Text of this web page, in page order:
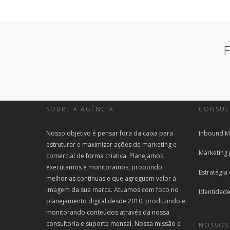
SOBRE A AGÊNCIA
Nosso objetivo é pensar fora da caixa para
estruturar e maximizar ações de marketing e
comercial de forma criativa. Planejamos,
executamos e monitoramos, propondo
melhorias contínuas e que agreguem valor à
imagem da sua marca. Atuamos com foco no
planejamento digital desde 2010, produzindo e
monitorando conteúdos através da nossa
consultoria e suporte mensal. Nossa missão é
Inbound
Marketing